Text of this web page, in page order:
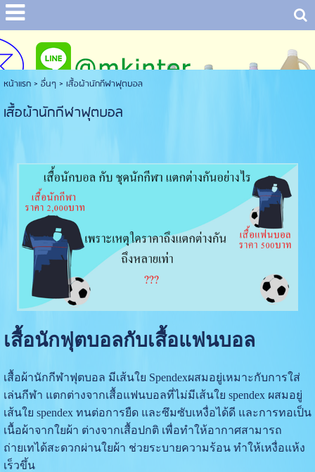
หน้าแรก> อื่นๆ > เสื้อผ้านักกีฬาฟุตบอล
เสื้อผ้านักกีฬาฟุตบอล
เสื้อนักฟุตบอลกับเสื้อแฟนบอล
เสื้อผ้านักกีฬาฟุตบอล มีเส้นใย Spendexผสมอยู่เหมาะกับการใส่
เล่นกีฬา แตกต่างจากเสื้อแฟนบอลที่ไม่มีเส้นใย spendex ผสมอยู่
เส้นใย spendex ทนต่อการยืด และซึมซับเหงื่อได้ดี และการทอเป็น
เนื้อผ้าจากใยผ้า ต่างจากเสื้อปกติ เพื่อทำให้อากาศสามารถ
ถ่ายเทได้สะดวกผ่านใยผ้า ช่วยระบายความร้อน ทำให้เหงื่อแห้ง
เร็วขึ้น